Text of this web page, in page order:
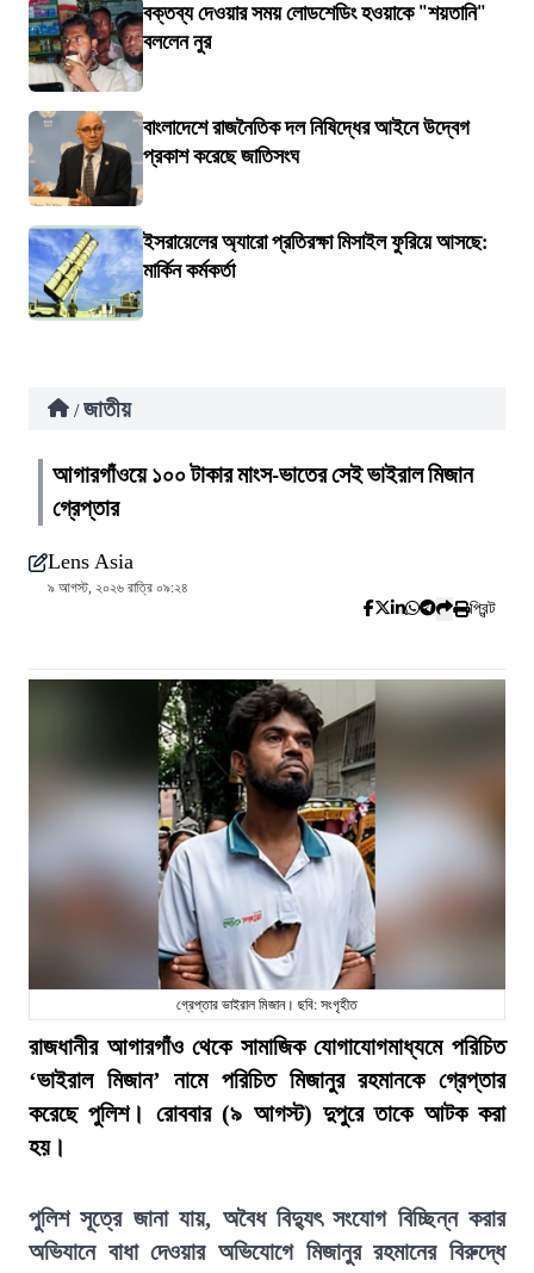
বক্তব্য দেওয়ার সময় লোডশেডিং হওয়াকে "শয়তানি"
বললেন নুর
বাংলাদেশে রাজনৈতিক দল নিষিদ্ধের আইনে উদ্বেগ
প্রকাশ করেছে জাতিসংঘ
ইসরায়েলের অ্যারো প্রতিরক্ষা মিসাইল ফুরিয়ে আসছে:
মার্কিন কর্মকর্তা
/ জাতীয়
আগারগাঁওয়ে ১০০ টাকার মাংস-ভাতের সেই ভাইরাল মিজান
গ্রেপ্তার
Lens Asia
৯ আগস্ট, ২০২৬ রাত্রি ০৯:২৪
প্রিন্ট
গ্রেপ্তার ভাইরাল মিজান। ছবি: সংগৃহীত
রাজধানীর আগারগাঁও থেকে সামাজিক যোগাযোগমাধ্যমে পরিচিত
‘ভাইরাল মিজান’ নামে পরিচিত মিজানুর রহমানকে গ্রেপ্তার
করেছে পুলিশ। রোববার (৯ আগস্ট) দুপুরে তাকে আটক করা
হয়।
পুলিশ সূত্রে জানা যায়, অবৈধ বিদ্যুৎ সংযোগ বিচ্ছিন্ন করার
অভিযানে বাধা দেওয়ার অভিযোগে মিজানুর রহমানের বিরুদ্ধে